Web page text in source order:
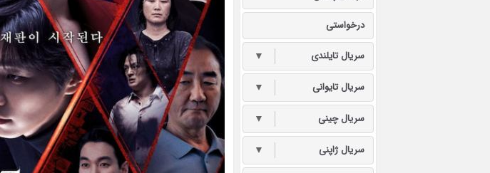
درخواستی
سریال تایلندی ▼
سریال تایوانی ▼
سریال چینی ▼
سریال ژاپنی ▼